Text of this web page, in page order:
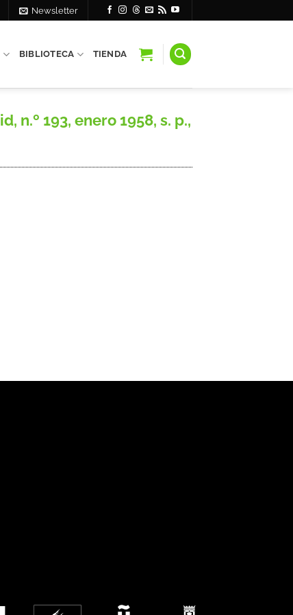
Newsletter
BIBLIOTECA TIENDA
n.º 193, enero 1958, s. p.,